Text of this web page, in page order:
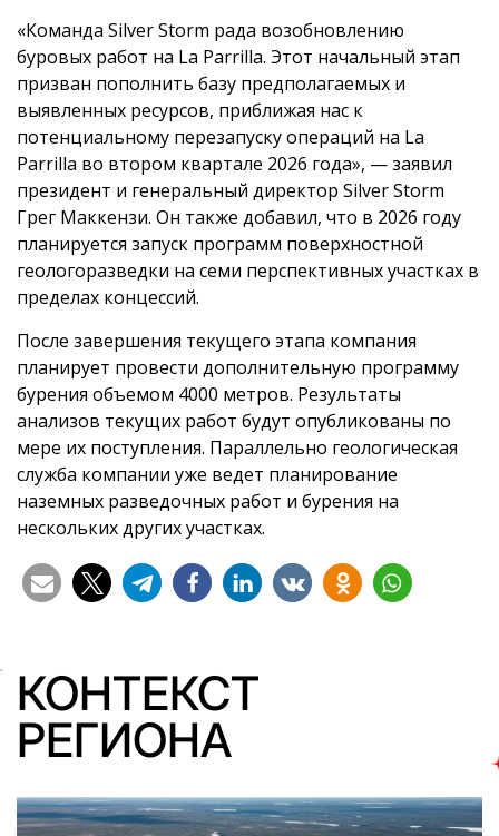
«Команда Silver Storm рада возобновлению
буровых работ на La Parrilla. Этот начальный этап
призван пополнить базу предполагаемых и
выявленных ресурсов, приближая нас к
потенциальному перезапуску операций на La
Parrilla во втором квартале 2026 года», — заявил
президент и генеральный директор Silver Storm
Грег Маккензи. Он также добавил, что в 2026 году
планируется запуск программ поверхностной
геологоразведки на семи перспективных участках в
пределах концессий.
После завершения текущего этапа компания
планирует провести дополнительную программу
бурения объемом 4000 метров. Результаты
анализов текущих работ будут опубликованы по
мере их поступления. Параллельно геологическая
служба компании уже ведет планирование
наземных разведочных работ и бурения на
нескольких других участках.
КОНТЕКСТ
РЕГИОНА